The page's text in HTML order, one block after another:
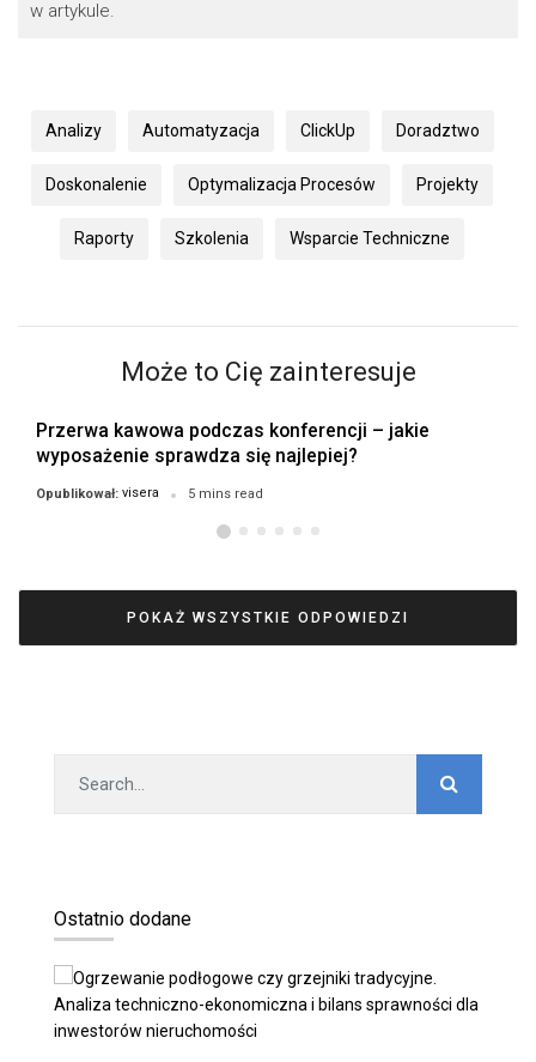
w artykule.
Analizy Automatyzacja ClickUp Doradztwo
Doskonalenie Optymalizacja Procesów Projekty
Raporty Szkolenia Wsparcie Techniczne
Może to Cię zainteresuje
Przerwa kawowa podczas konferencji – jakie
wyposażenie sprawdza się najlepiej?
Opublikował: visera 5 mins read
POKAŻ WSZYSTKIE ODPOWIEDZI
Ostatnio dodane